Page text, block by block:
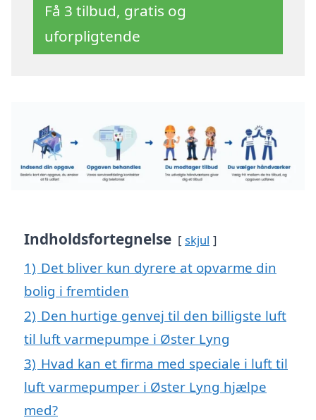
Få 3 tilbud, gratis og
uforpligtende
Indholdsfortegnelse skjul
1) Det bliver kun dyrere at opvarme din
bolig i fremtiden
2) Den hurtige genvej til den billigste luft
til luft varmepumpe i Øster Lyng
3) Hvad kan et firma med speciale i luft til
luft varmepumper i Øster Lyng hjælpe
med?